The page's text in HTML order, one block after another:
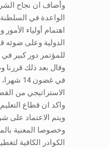
وأضاف ان نجاح
الواعدة في
اهتمام أولياء
الدولية وعلى ضوئه
للمؤتمر دور كبير
وقال بعد ذلك قررنا
في
الاستراتيجي من
واكد ان قطاع
ويتم الاعتماد على
وخصوصا المعنية